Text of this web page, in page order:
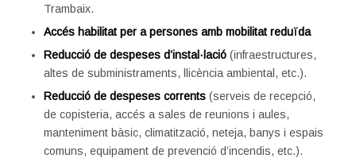
Trambaix.
Accés habilitat per a persones amb mobilitat reduïda
Reducció de despeses d’instal·lació(infraestructures,
altes de subministraments, llicència ambiental, etc.).
Reducció de despeses corrents(serveis de recepció,
de copisteria, accés a sales de reunions i aules,
manteniment bàsic, climatització, neteja, banys i espais
comuns, equipament de prevenció d’incendis, etc.).